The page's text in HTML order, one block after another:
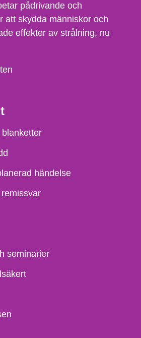
pådrivande och
att skydda människor och
effekter av strålning, nu
händelse
seminarier